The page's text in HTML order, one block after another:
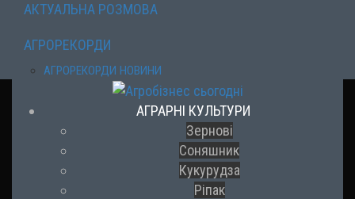
АКТУАЛЬНА РОЗМОВА
АГРОРЕКОРДИ
АГРОРЕКОРДИ НОВИНИ
АГРАРНІ КУЛЬТУРИ
Зернові
Соняшник
Кукурудза
Ріпак